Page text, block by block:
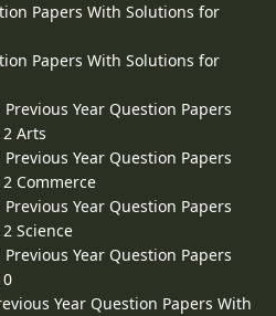
Papers With Solutions for
Papers With Solutions for
Year Question Papers
Arts
Year Question Papers
Commerce
Year Question Papers
Science
Year Question Papers
Year Question Papers With